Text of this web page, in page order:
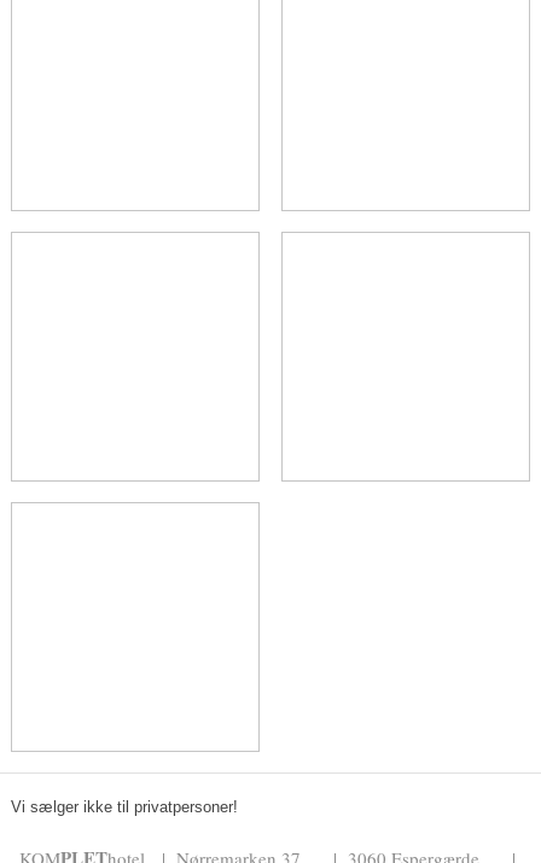
Vi sælger ikke til privatpersoner!​
KOM hotel | Nørremarken 37 | 3060 Espergærde |